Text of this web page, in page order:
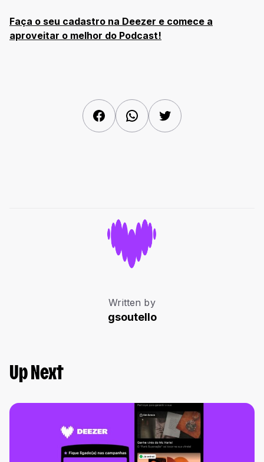
Faça o seu cadastro na Deezer e comece a
aproveitar o melhor do Podcast!
FacebookWhatsAppTwitter
Written by
gsoutello
Up Next